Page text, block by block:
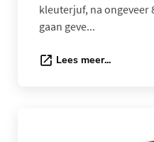
kleuterjuf, na ongeveer
gaan geve...
Lees meer...